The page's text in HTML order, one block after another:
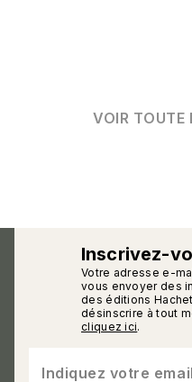
VOIR TOUTE
Inscrivez-
Votre adresse e-
vous envoyer des
des éditions
désinscrire à tout
cliquez ici.
Indiquez votre email